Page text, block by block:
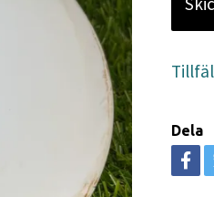
Dela